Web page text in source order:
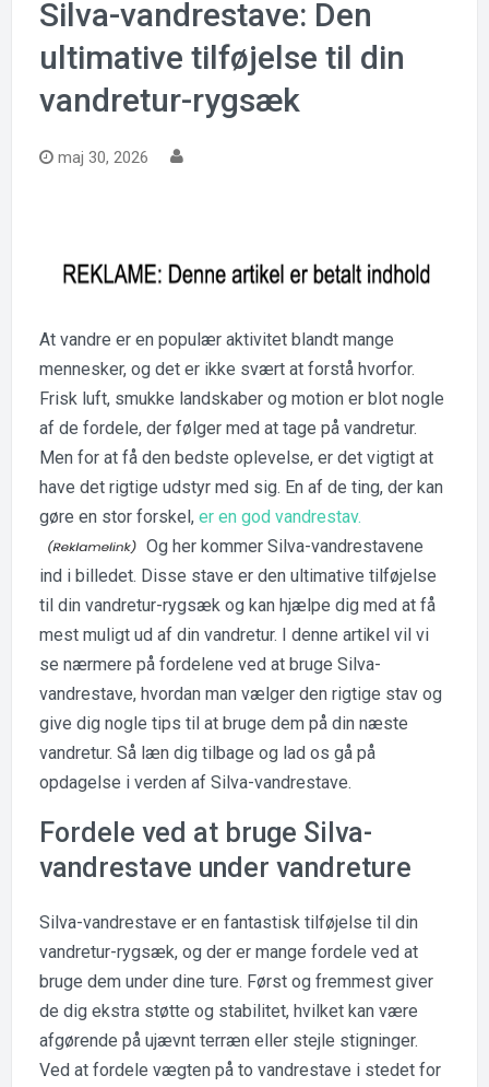
Silva-vandrestave: Den
ultimative tilføjelse til din
vandretur-rygsæk
maj 30, 2026
At vandre er en populær aktivitet blandt mange
mennesker, og det er ikke svært at forstå hvorfor.
Frisk luft, smukke landskaber og motion er blot nogle
af de fordele, der følger med at tage på vandretur.
Men for at få den bedste oplevelse, er det vigtigt at
have det rigtige udstyr med sig. En af de ting, der kan
gøre en stor forskel, er en god vandrestav.
Og her kommer Silva-vandrestavene
ind i billedet. Disse stave er den ultimative tilføjelse
til din vandretur-rygsæk og kan hjælpe dig med at få
mest muligt ud af din vandretur. I denne artikel vil vi
se nærmere på fordelene ved at bruge Silva-
vandrestave, hvordan man vælger den rigtige stav og
give dig nogle tips til at bruge dem på din næste
vandretur. Så læn dig tilbage og lad os gå på
opdagelse i verden af Silva-vandrestave.
Fordele ved at bruge Silva-
vandrestave under vandreture
Silva-vandrestave er en fantastisk tilføjelse til din
vandretur-rygsæk, og der er mange fordele ved at
bruge dem under dine ture. Først og fremmest giver
de dig ekstra støtte og stabilitet, hvilket kan være
afgørende på ujævnt terræn eller stejle stigninger.
Ved at fordele vægten på to vandrestave i stedet for